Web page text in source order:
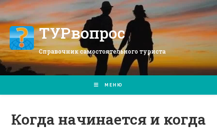
Перейти
к
содержимомуТУРвопрос
Справочник самостоятельного туриста
МЕНЮ
Когда начинается и когда